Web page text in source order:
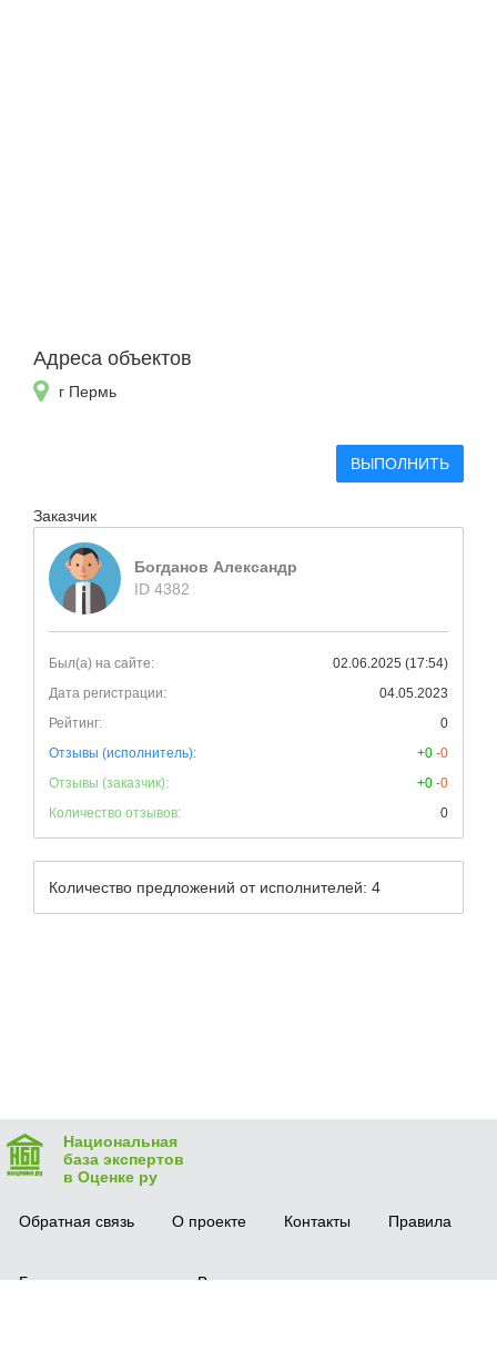
Адреса объектов
г Пермь
ВЫПОЛНИТЬ
Заказчик
Богданов Александр
ID 4382
Был(а) на сайте:
02.06.2025 (17:54)
Дата регистрации:
04.05.2023
Рейтинг:
0
Отзывы (исполнитель):
+0 -0
Отзывы (заказчик):
+0 -0
Количество отзывов:
0
Количество предложений от исполнителей: 4
Национальная
база экспертов
в Оценке ру
Обратная связь О проекте Контакты Правила
Безопасная сделка Вопрос-ответ